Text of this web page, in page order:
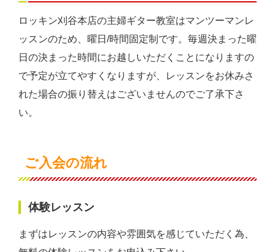
ロッキン刈谷本店の主婦ギター教室はマンツーマンレ
ッスンのため、曜日/時間固定制です。毎週決まった曜
日の決まった時間にお越しいただくことになりますの
で予定が立てやすくなりますが、レッスンをお休みさ
れた場合の振り替えはございませんのでご了承下さ
い。
ご入会の流れ
体験レッスン
まずはレッスンの内容や雰囲気を感じていただく為、